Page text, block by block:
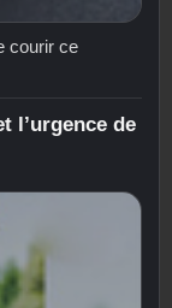
courir ce
l’urgence de